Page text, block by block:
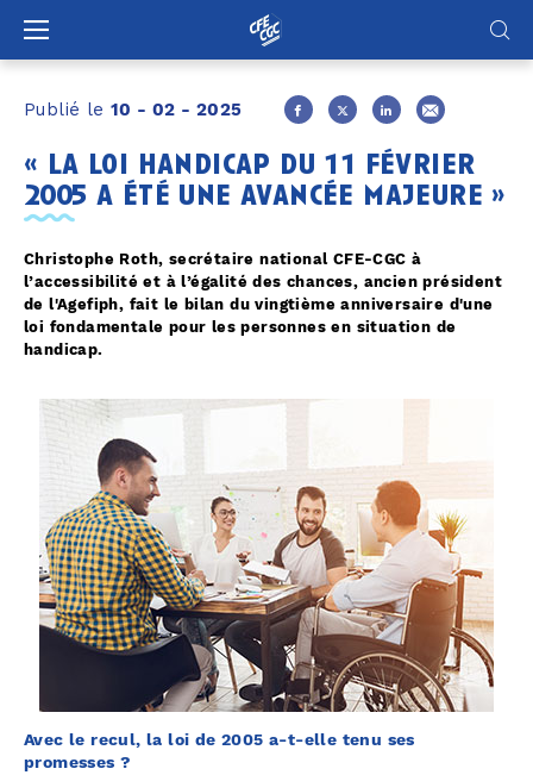
Publié le 10 - 02 - 2025
« la loi handicap du 11 février
2005 a été une avancée majeure »
Christophe Roth, secrétaire national CFE-CGC à
l’accessibilité et à l’égalité des chances, ancien président
de l'Agefiph, fait le bilan du vingtième anniversaire d'une
loi fondamentale pour les personnes en situation de
handicap.
Avec le recul, la loi de 2005 a-t-elle tenu ses
promesses ?
Panneau de gestion des cookies